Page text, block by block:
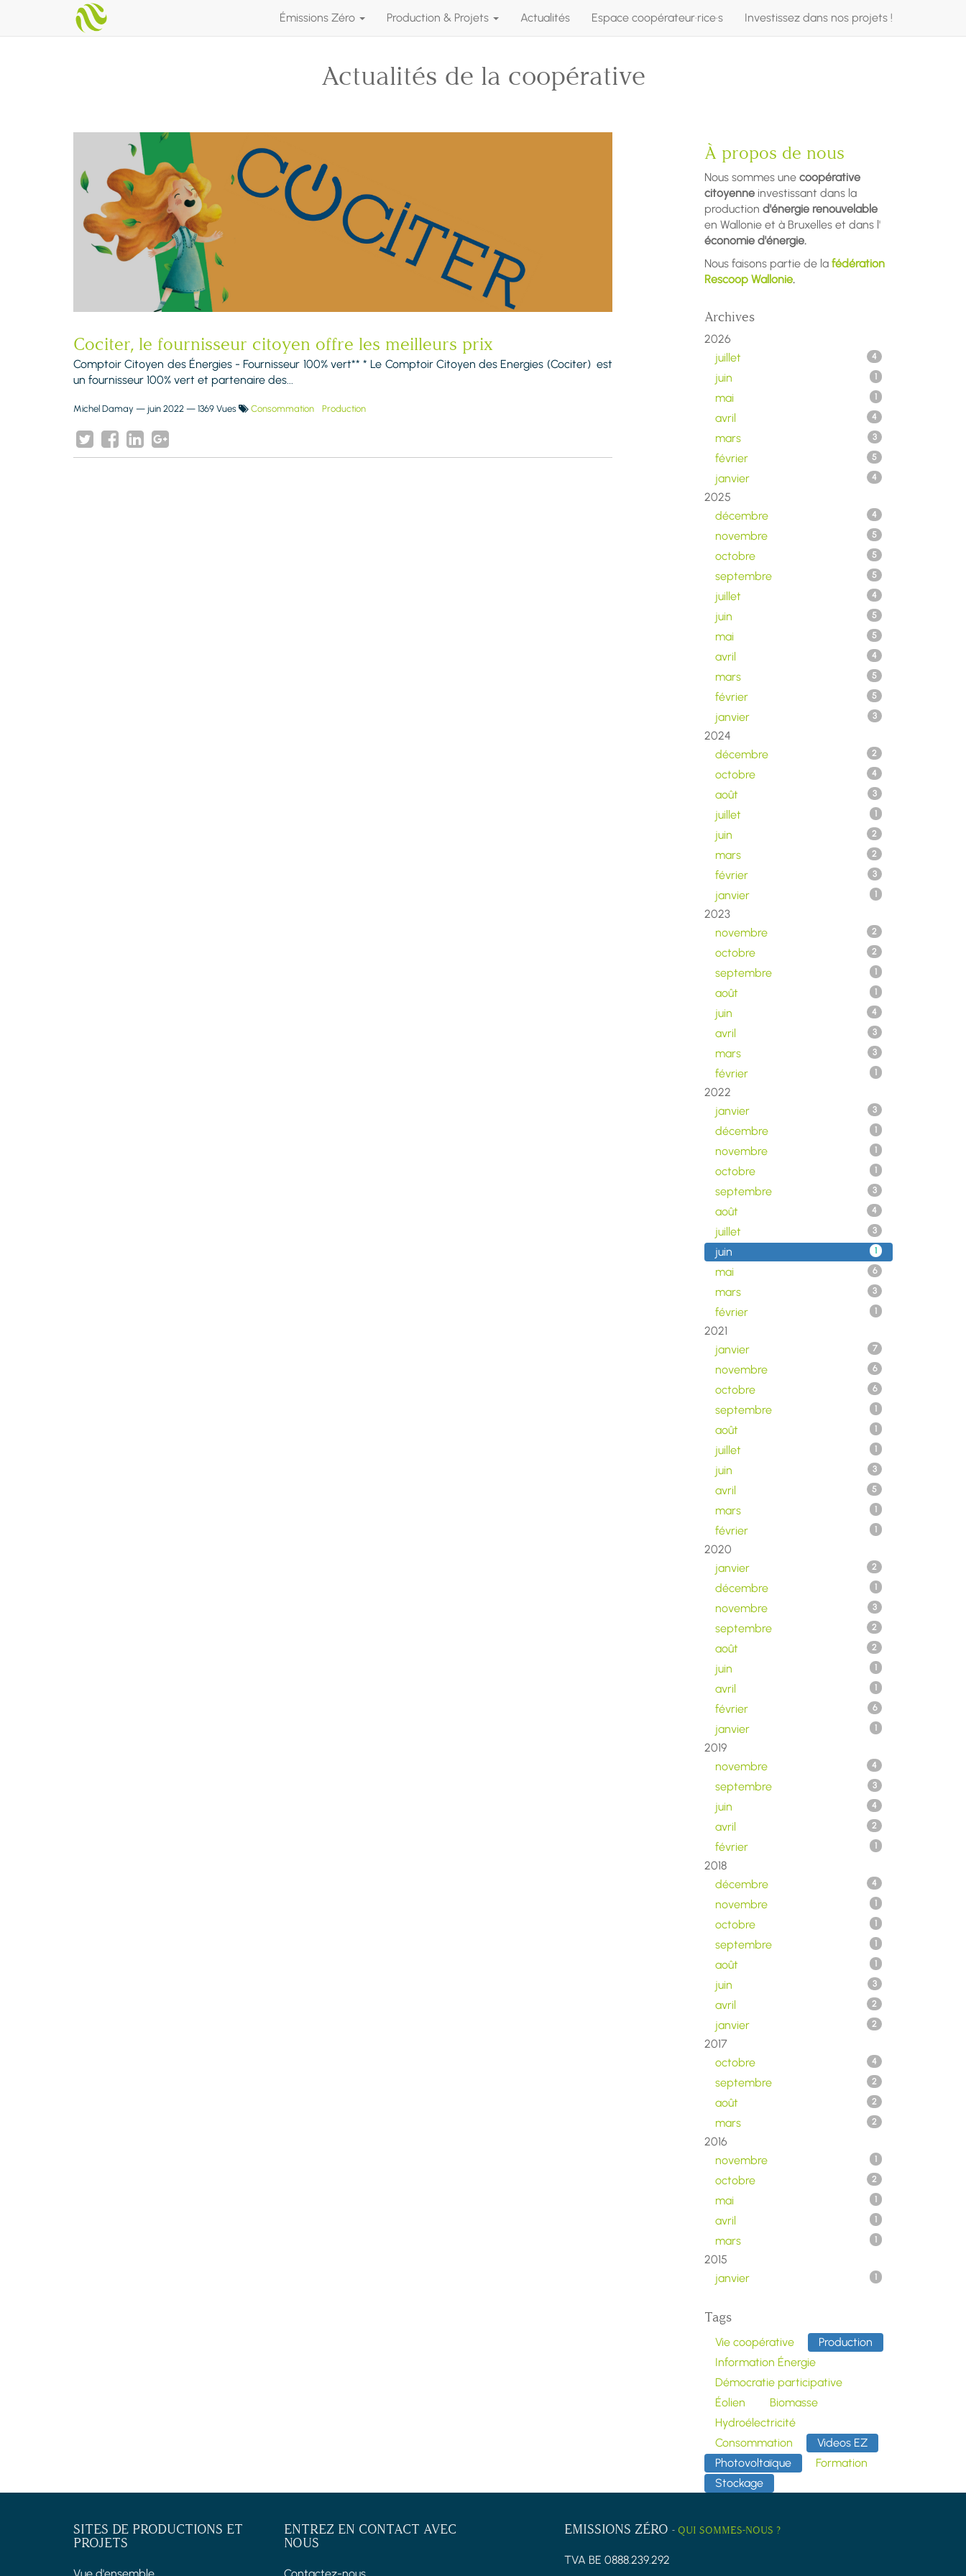
Émissions Zéro Production & Projets Actualités Espace coopérateur·rice·s Investissez dans nos projets !
Actualités de la coopérative
Cociter, le fournisseur citoyen offre les meilleurs prix
Comptoir Citoyen des Énergies - Fournisseur 100% vert** * Le Comptoir Citoyen des Energies (Cociter) est
un fournisseur 100% vert et partenaire des...
Michel Damay — juin 2022 — 1369 Vues Consommation Production
À propos de nous
Nous sommes une coopérative
citoyenne investissant dans la
production d'énergie renouvelable
en Wallonie et à Bruxelles et dans l'
économie d'énergie.
Nous faisons partie de la fédération
Rescoop Wallonie.
Archives
2026
juillet
4
juin 1
mai 1
avril 4
mars 3
février 5
janvier 4
2025
décembre
4
novembre 5
octobre 5
septembre 5
juillet 4
juin 5
mai 5
avril 4
mars 5
février 5
janvier 3
2024
décembre
2
octobre 4
août 3
juillet 1
juin 2
mars 2
février 3
janvier 1
2023
novembre
2
octobre 2
septembre 1
août 1
juin 4
avril 3
mars 3
février 1
2022
janvier
3
décembre 1
novembre 1
octobre 1
septembre 3
août 4
juillet 3
juin 1
mai 6
mars 3
février 1
2021
janvier
7
novembre 6
octobre 6
septembre 1
août 1
juillet 1
juin 3
avril 5
mars 1
février 1
2020
janvier
2
décembre 1
novembre 3
septembre 2
août 2
juin 1
avril 1
février 6
janvier 1
2019
novembre
4
septembre 3
juin 4
avril 2
février 1
2018
décembre
4
novembre 1
octobre 1
septembre 1
août 1
juin 3
avril 2
janvier 2
2017
octobre
4
septembre 2
août 2
mars 2
2016
novembre
1
octobre 2
mai 1
avril 1
mars 1
2015
janvier
1
Tags
Vie coopérative
Production
Information Énergie
Démocratie participative
Éolien
Biomasse
Hydroélectricité
Consommation
Videos EZ
Photovoltaïque
Formation
Stockage
SITES DE PRODUCTIONS ET
PROJETS
ENTREZ EN CONTACT AVEC
NOUS
EMISSIONS ZÉRO - QUI SOMMES-NOUS ?
TVA BE 0888.239.292